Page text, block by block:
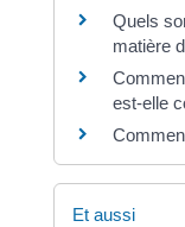
Quels
matière
est-elle
Et aussi